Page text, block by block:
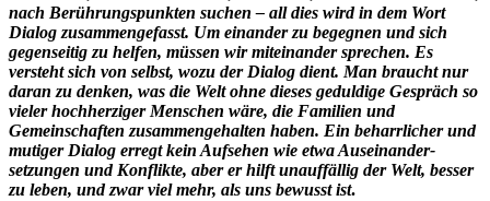
nach Berührungspunkten suchen – all dies wird in dem Wort
Dialog zusammengefasst. Um einander zu begegnen und sich
gegenseitig zu helfen, müssen wir miteinander sprechen. Es
versteht sich von selbst, wozu der Dialog dient. Man braucht nur
daran zu denken, was die Welt ohne dieses geduldige Gespräch so
vieler hochherziger Menschen wäre, die Familien und
Gemeinschaften zusammengehalten haben. Ein beharrlicher und
mutiger Dialog erregt kein Aufsehen wie etwa Auseinander­
setzungen und Konflikte, aber er hilft unauffällig der Welt, besser
zu leben, und zwar viel mehr, als uns bewusst ist.